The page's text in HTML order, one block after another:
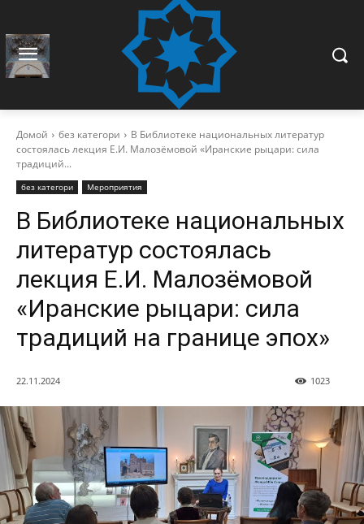
Домой без категори
В Библиотеке национальных литератур
состоялась лекция Е.И. Малозёмовой «Иранские рыцари: сила
традиций...
без категори Мероприятия
В Библиотеке национальных
литератур состоялась
лекция Е.И. Малозёмовой
«Иранские рыцари: сила
традиций на границе эпох»
22.11.2024 1023